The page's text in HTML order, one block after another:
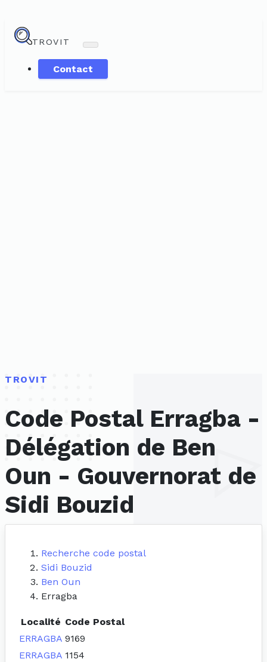
TROVIT
Contact
TROVIT
Code Postal Erragba -
Délégation de Ben
Oun - Gouvernorat de
Sidi Bouzid
Recherche code postal
Sidi Bouzid
Ben Oun
Erragba
Localité Code Postal
ERRAGBA 9169
ERRAGBA 1154